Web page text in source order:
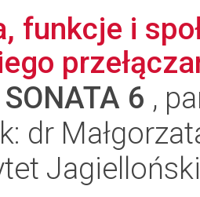
funkcje i
SONATA 6 ,
dr